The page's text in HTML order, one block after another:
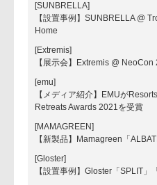
[SUNBRELLA]
【設置事例】SUNBRELLA @
Home
[Extremis]
【展示会】Extremis @ NeoCon
[emu]
【メディア紹介】EMUが
Retreats Awards 2021を受賞
[MAMAGREEN]
【新製品】Mamagreen「
[Gloster]
【設置事例】Gloster「SPLIT」